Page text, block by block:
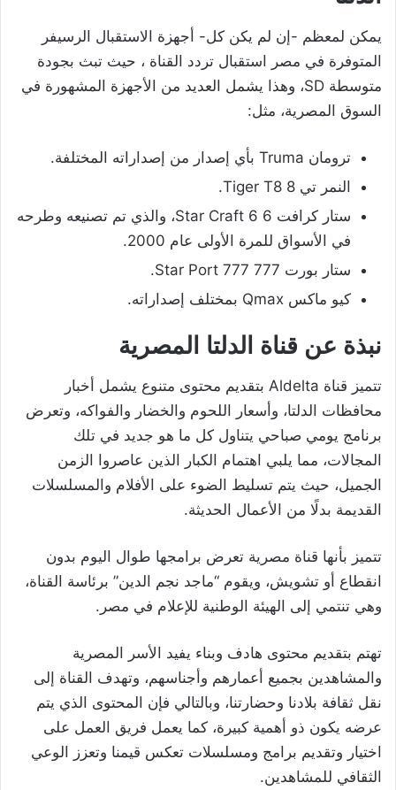
يمكن لمعظم -إن لم يكن كل- أجهزة الاستقبال الرسيفر
المتوفرة في مصر استقبال تردد القناة ، حيث تبث بجودة
متوسطة SD، وهذا يشمل العديد من الأجهزة المشهورة في
السوق المصرية، مثل:
ترومان Truma بأي إصدار من إصداراته المختلفة.
النمر تي 8 Tiger T8.
ستار كرافت 6 Star Craft 6، والذي تم تصنيعه وطرحه
في الأسواق للمرة الأولى عام 2000.
ستار بورت 777 Star Port 777.
كيو ماكس Qmax بمختلف إصداراته.
نبذة عن قناة الدلتا المصرية
تتميز قناة Aldelta بتقديم محتوى متنوع يشمل أخبار
محافظات الدلتا، وأسعار اللحوم والخضار والفواكه، وتعرض
برنامج يومي صباحي يتناول كل ما هو جديد في تلك
المجالات، مما يلبي اهتمام الكبار الذين عاصروا الزمن
الجميل، حيث يتم تسليط الضوء على الأفلام والمسلسلات
القديمة بدلًا من الأعمال الحديثة.
تتميز بأنها قناة مصرية تعرض برامجها طوال اليوم بدون
انقطاع أو تشويش، ويقوم “ماجد نجم الدين” برئاسة القناة،
وهي تنتمي إلى الهيئة الوطنية للإعلام في مصر.
تهتم بتقديم محتوى هادف وبناء يفيد الأسر المصرية
والمشاهدين بجميع أعمارهم وأجناسهم، وتهدف القناة إلى
نقل ثقافة بلادنا وحضارتنا، وبالتالي فإن المحتوى الذي يتم
عرضه يكون ذو أهمية كبيرة، كما يعمل فريق العمل على
اختيار وتقديم برامج ومسلسلات تعكس قيمنا وتعزز الوعي
الثقافي للمشاهدين.